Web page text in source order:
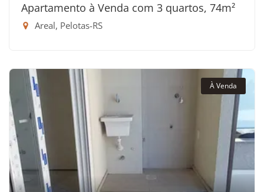
Apartamento à Venda com 3 quartos, 74m²
Areal, Pelotas-RS
À Venda